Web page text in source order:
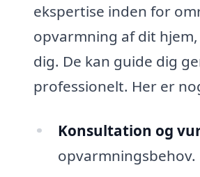
ekspertise inden for
opvarmning af dit
dig. De kan guide dig
professionelt. Her er
Konsultation og